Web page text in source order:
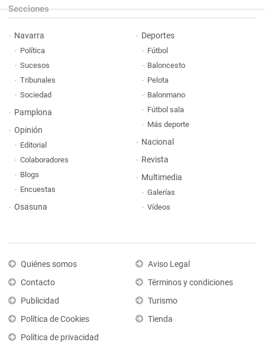
Secciones
Navarra
Política
Sucesos
Tribunales
Sociedad
Pamplona
Opinión
Editorial
Colaboradores
Blogs
Encuestas
Osasuna
Deportes
Fútbol
Baloncesto
Pelota
Balonmano
Fútbol sala
Más deporte
Nacional
Revista
Multimedia
Galerías
Vídeos
Quiénes somos
Contacto
Publicidad
Política de Cookies
Política de privacidad
Aviso Legal
Términos y condiciones
Turismo
Tienda